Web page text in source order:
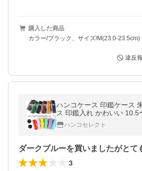
購入した商品
カラー/ブラック、サイズ/M(23.0-23.5cm)
違反
ハンコケース 印鑑ケース
ス 印鑑入れ かわいい 10.5〜18.0mm用 [12
色] 印鑑 はんこ 本牛革【ニ
印鑑ケース（N01）】
ハンコセレクト
3